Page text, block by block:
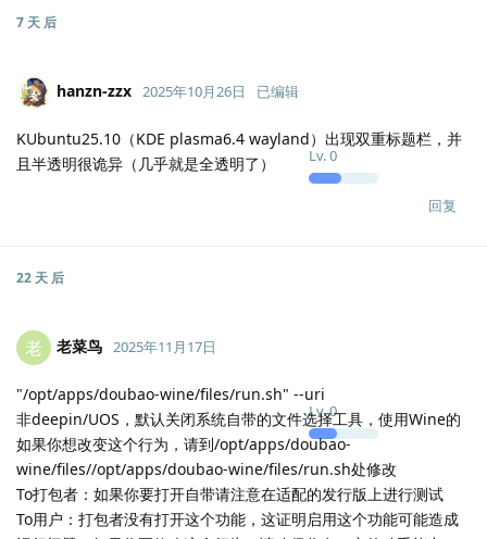
7 天 后
hanzn-zzx
Lv.0
2025年10月26日 已编辑
KUbuntu25.10（KDE plasma6.4 wayland）出现双重标题栏，并
且半透明很诡异（几乎就是全透明了）
回复
22 天 后
老 老菜鸟
Lv.0
2025年11月17日
"/opt/apps/doubao-wine/files/run.sh" --uri
非deepin/UOS，默认关闭系统自带的文件选择工具，使用Wine的
如果你想改变这个行为，请到/opt/apps/doubao-
wine/files//opt/apps/doubao-wine/files/run.sh处修改
To打包者：如果你要打开自带请注意在适配的发行版上进行测试
To用户：打包者没有打开这个功能，这证明启用这个功能可能造成